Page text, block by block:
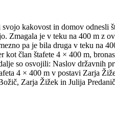
kakovost in domov odnesli
Zmagala je v teku na 400 m z
pa je bila druga v teku na
član štafete 4 × 400 m,
so osvojili: Naslov državnih
4 × 400 m v postavi Zarja
Zarja Žižek in Julija